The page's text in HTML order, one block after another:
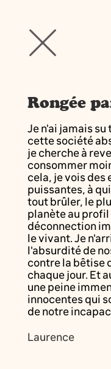
Rongée
Je n'ai jamais
cette société
je cherche à
consommer
cela, je vois
puissantes, à
tout brûler, le
planète au
déconnection
le vivant. Je
l'absurdité de
contre la bêtise
chaque jour. Et
une peine
innocentes qui
de notre
Laurence